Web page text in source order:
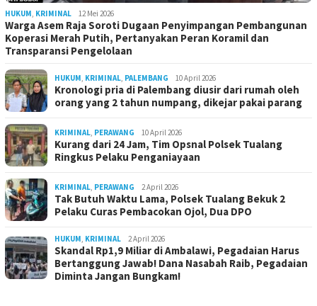
HUKUM, KRIMINAL 12 Mei 2026
Warga Asem Raja Soroti Dugaan Penyimpangan Pembangunan
Koperasi Merah Putih, Pertanyakan Peran Koramil dan
Transparansi Pengelolaan
HUKUM, KRIMINAL, PALEMBANG 10 April 2026
Kronologi pria di Palembang diusir dari rumah oleh
orang yang 2 tahun numpang, dikejar pakai parang
KRIMINAL, PERAWANG 10 April 2026
Kurang dari 24 Jam, Tim Opsnal Polsek Tualang
Ringkus Pelaku Penganiayaan
KRIMINAL, PERAWANG 2 April 2026
Tak Butuh Waktu Lama, Polsek Tualang Bekuk 2
Pelaku Curas Pembacokan Ojol, Dua DPO
HUKUM, KRIMINAL 2 April 2026
Skandal Rp1,9 Miliar di Ambalawi, Pegadaian Harus
Bertanggung Jawab! Dana Nasabah Raib, Pegadaian
Diminta Jangan Bungkam!